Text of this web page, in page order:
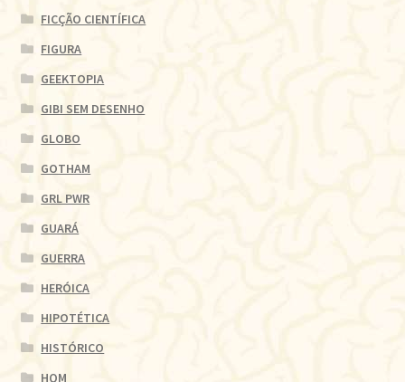
FICÇÃO CIENTÍFICA
FIGURA
GEEKTOPIA
GIBI SEM DESENHO
GLOBO
GOTHAM
GRL PWR
GUARÁ
GUERRA
HERÓICA
HIPOTÉTICA
HISTÓRICO
HQM